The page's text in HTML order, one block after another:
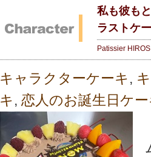
私も彼も
ラストケ
Patissier
キャラクターケーキ ,
キ , 恋人のお誕生日ケ